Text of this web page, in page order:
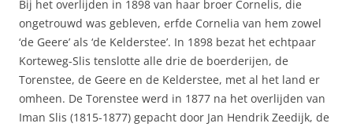
Bij het overlijden in 1898 van haar broer Cornelis, die
ongetrouwd was gebleven, erfde Cornelia van hem zowel
‘de Geere’ als ‘de Kelderstee’. In 1898 bezat het echtpaar
Korteweg-Slis tenslotte alle drie de boerderijen, de
Torenstee, de Geere en de Kelderstee, met al het land er
omheen. De Torenstee werd in 1877 na het overlijden van
Iman Slis (1815-1877) gepacht door Jan Hendrik Zeedijk, de